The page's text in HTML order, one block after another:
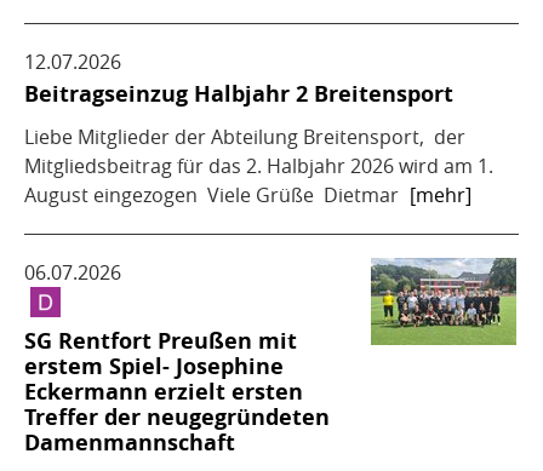
12.07.2026
Beitragseinzug Halbjahr 2 Breitensport
Liebe Mitglieder der Abteilung Breitensport, der
Mitgliedsbeitrag für das 2. Halbjahr 2026 wird am 1.
August eingezogen Viele Grüße Dietmar [mehr]
06.07.2026
SG Rentfort Preußen mit
erstem Spiel- Josephine
Eckermann erzielt ersten
Treffer der neugegründeten
Damenmannschaft